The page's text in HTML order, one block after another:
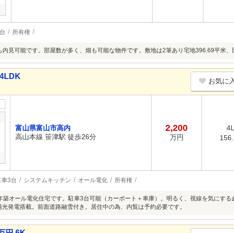
所有権
内見可能です。部屋数が多く、畑も可能な物件です。敷地は2筆あり宅地396.69平米、
お気に
富山県富山市高内
高山本線 笹津駅 徒歩26分
2,200
万円
車3台 システムキッチン オール電化 所有権
築オール電化住宅です。駐車3台可能（カーポート＋車庫）。明るく、視線を気にす
光発電搭載。前面道路融雪付き。居住中の為、内覧は予約必要です。